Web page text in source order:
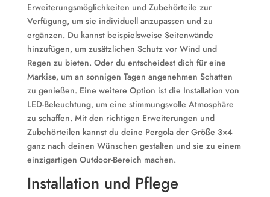
Erweiterungsmöglichkeiten und Zubehörteile zur
Verfügung, um sie individuell anzupassen und zu
ergänzen. Du kannst beispielsweise Seitenwände
hinzufügen, um zusätzlichen Schutz vor Wind und
Regen zu bieten. Oder du entscheidest dich für eine
Markise, um an sonnigen Tagen angenehmen Schatten
zu genießen. Eine weitere Option ist die Installation von
LED-Beleuchtung, um eine stimmungsvolle Atmosphäre
zu schaffen. Mit den richtigen Erweiterungen und
Zubehörteilen kannst du deine Pergola der Größe 3×4
ganz nach deinen Wünschen gestalten und sie zu einem
einzigartigen Outdoor-Bereich machen.
Installation und Pflege